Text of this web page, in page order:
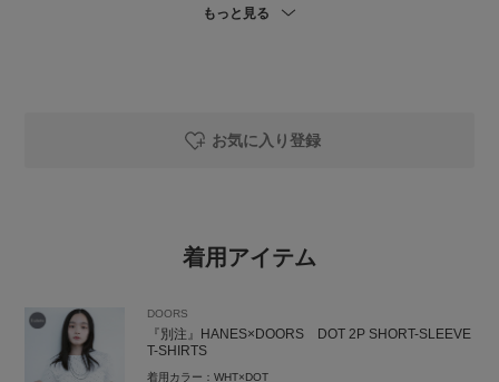
の伸びはないですが、ウエストやお尻周りがもともとゆったりしているの
もっと見る
お気に入り登録
着用アイテム
DOORS
『別注』HANES×DOORS DOT 2P SHORT-SLEEVE
T-SHIRTS
着用カラー：WHT×DOT